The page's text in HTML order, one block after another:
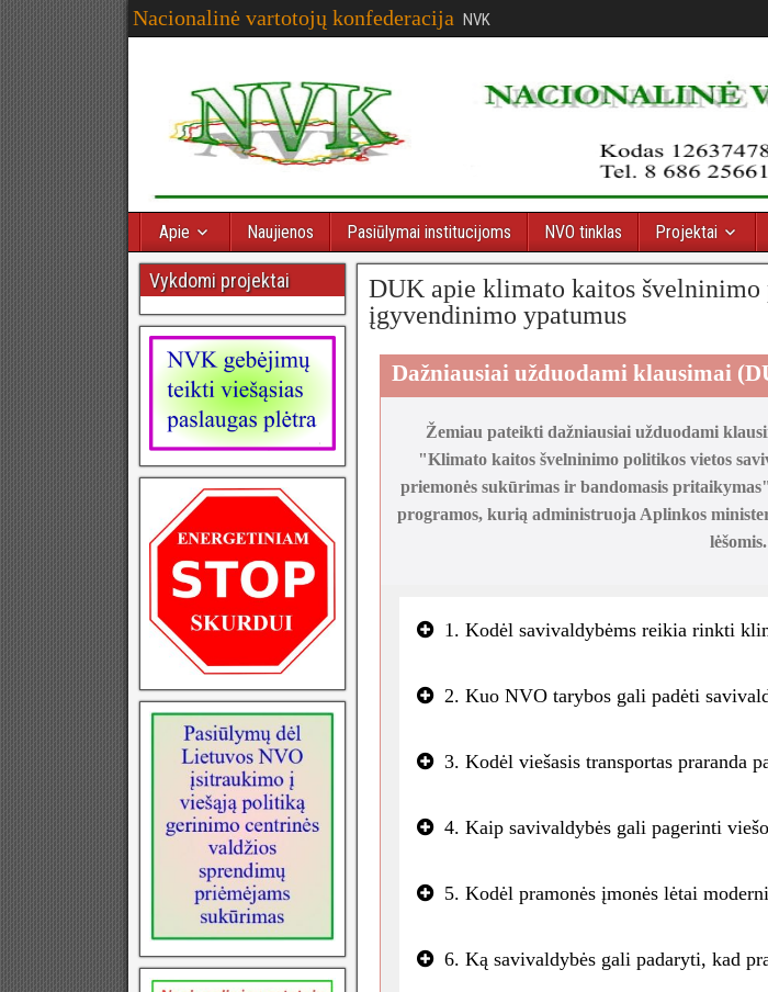
Nacionalinė vartotojų konfederacija NVK
Apie Naujienos Pasiūlymai institucijoms NVO tinklas Projektai
DUK apie klimato kaitos
įgyvendinimo ypatumus
Dažniausiai užduodami klausimai
Žemiau pateikti dažniausiai užduodami
"Klimato kaitos švelninimo politikos vietos
priemonės sukūrimas ir bandomasis
programos, kurią administruoja Aplinkos
lėšomis.
1. Kodėl savivaldybėms reikia rinkti
2. Kuo NVO tarybos gali padėti
3. Kodėl viešasis transportas praranda
4. Kaip savivaldybės gali pagerinti
5. Kodėl pramonės įmonės lėtai
6. Ką savivaldybės gali padaryti, kad
Vykdomi projektai